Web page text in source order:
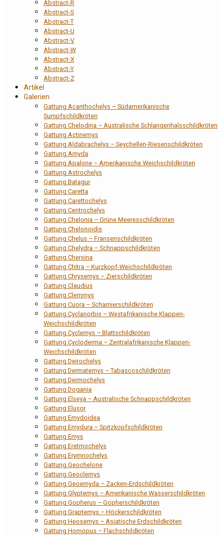
Abstract-R
Abstract-S
Abstract-T
Abstract-U
Abstract-V
Abstract-W
Abstract-X
Abstract-Y
Abstract-Z
Artikel
Galerien
Gattung Acanthochelys – Südamerikanische
Sumpfschildkröten
Gattung Chelodina – Australische Schlangenhalsschildkröten
Gattung Actinemys
Gattung Aldabrachelys – Seychellen-Riesenschildkröten
Gattung Amyda
Gattung Apalone – Amerikanische Weichschildkröten
Gattung Astrochelys
Gattung Batagur
Gattung Caretta
Gattung Carettochelys
Gattung Centrochelys
Gattung Chelonia – Grüne Meeresschildkröten
Gattung Chelonoidis
Gattung Chelus – Fransenschildkröten
Gattung Chelydra – Schnappschildkröten
Gattung Chersina
Gattung Chitra – Kurzkopf-Weichschildkröten
Gattung Chrysemys – Zierschildkröten
Gattung Claudius
Gattung Clemmys
Gattung Cuora – Scharnierschildkröten
Gattung Cyclanorbis – Westafrikanische Klappen-
Weichschildkröten
Gattung Cyclemys – Blattschildkröten
Gattung Cycloderma – Zentralafrikanische Klappen-
Weichschildkröten
Gattung Deirochelys
Gattung Dermatemys – Tabascoschildkröten
Gattung Dermochelys
Gattung Dogania
Gattung Elseya – Australische Schnappschildkröten
Gattung Elusor
Gattung Emydoidea
Gattung Emydura – Spitzkopfschildkröten
Gattung Emys
Gattung Eretmochelys
Gattung Erymnochelys
Gattung Geochelone
Gattung Geoclemys
Gattung Geoemyda – Zacken-Erdschildkröten
Gattung Glyptemys – Amerikanische Wasserschildkröten
Gattung Gopherus – Gopherschildkröten
Gattung Graptemys – Höckerschildkröten
Gattung Heosemys – Asiatische Erdschildkröten
Gattung Homopus – Flachschildkröten